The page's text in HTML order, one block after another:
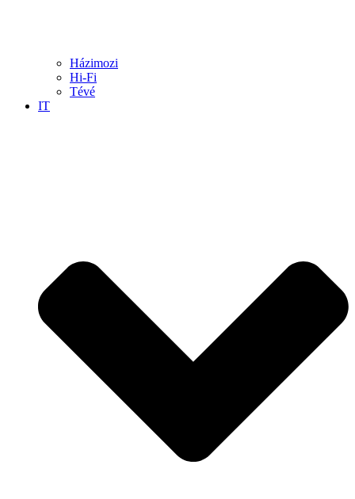
Házimozi
Hi-Fi
Tévé
IT